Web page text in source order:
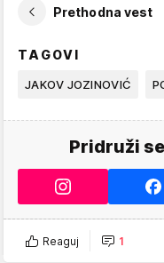
Prethodna vest
TAGOVI
JAKOV JOZINOVIĆ
Pridruži
Reaguj 1